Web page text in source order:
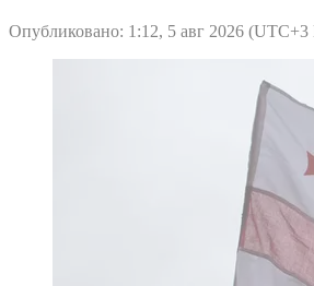
Опубликовано: 1:12, 5 авг 2026